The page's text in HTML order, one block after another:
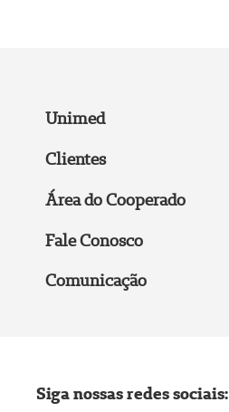
Unimed
Clientes
Área do Cooperado
Fale Conosco
Comunicação
Siga nossas redes sociais: